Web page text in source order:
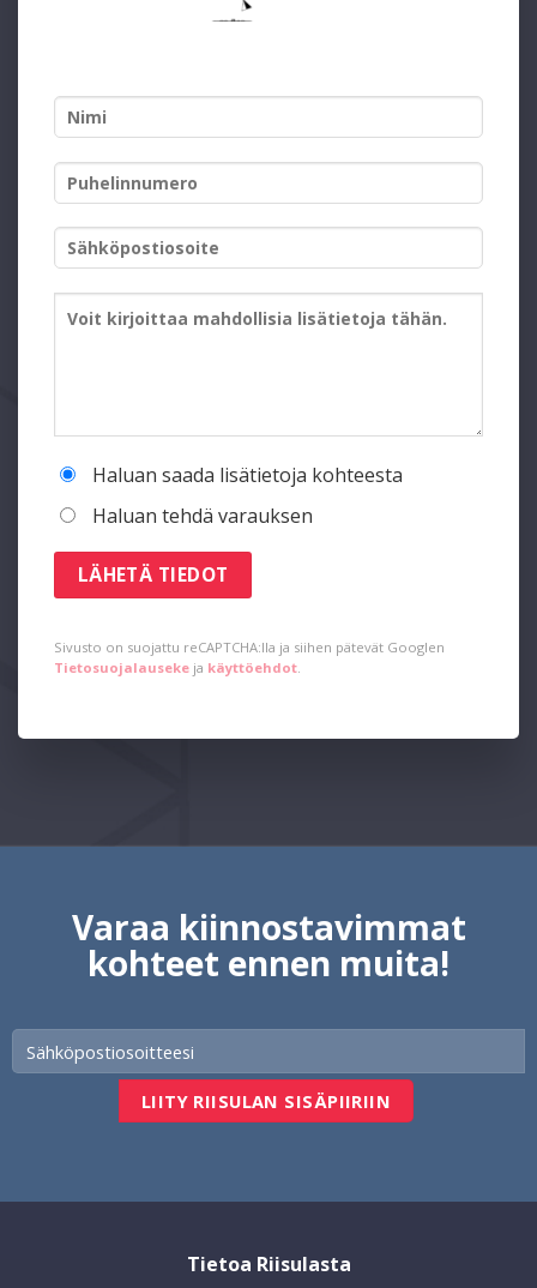
Haluan saada lisätietoja kohteesta
Haluan tehdä varauksen
Sivusto on suojattu reCAPTCHA:lla ja siihen pätevät Googlen
Tietosuojalauseke ja käyttöehdot.
Varaa kiinnostavimmat
kohteet ennen muita!
Tietoa Riisulasta